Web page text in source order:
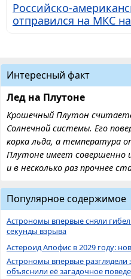
Российско-
отправился на МКС
Интересный факт
Лед на Плутоне
Крошечный Плутон
Солнечной системы. Его
корка льда, а температура
Плутоне имеет совершенно
и в несколько раз прочнее
Популярное содержимое
Астрономы впервые сняли
секунды взрыва
Астероид Апофис в 2029 году:
Астрономы впервые разглядели
объяснили её загадочное